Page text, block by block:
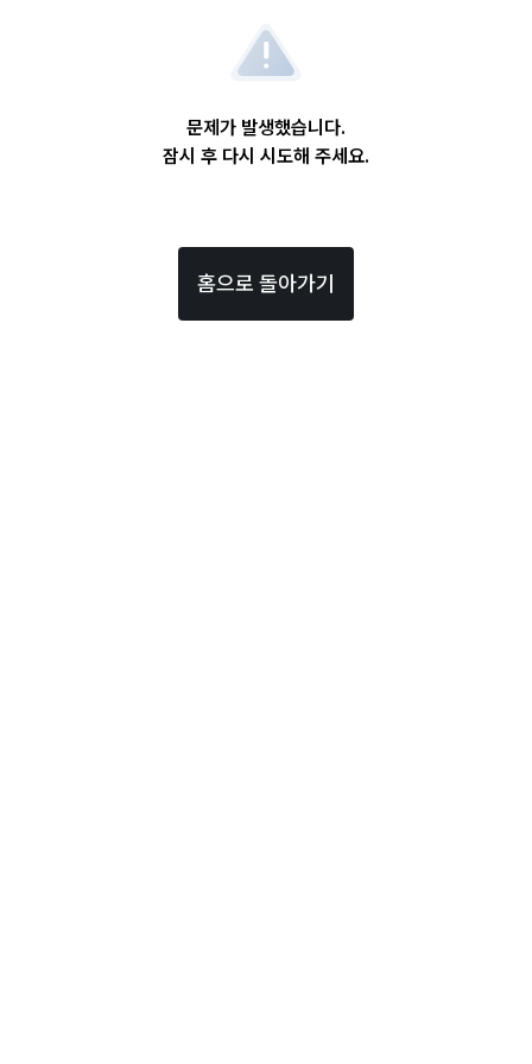
문제가 발생했습니다.
잠시 후 다시 시도해 주세요.
홈으로 돌아가기